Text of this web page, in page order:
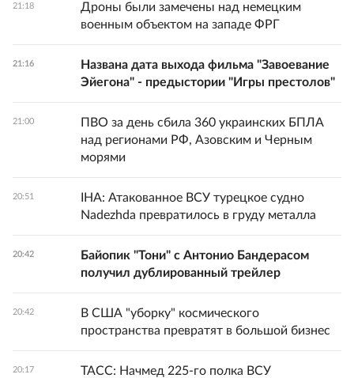
21:18
Дроны были замечены над немецким
военным объектом на западе ФРГ
21:16
Названа дата выхода фильма "Завоевание
Эйегона" - предыстории "Игры престолов"
21:00
ПВО за день сбила 360 украинских БПЛА
над регионами РФ, Азовским и Черным
морями
20:51
IHA: Атакованное ВСУ турецкое судно
Nadezhda превратилось в груду металла
20:42
Байопик "Тони" с Антонио Бандерасом
получил дублированный трейлер
20:42
В США "уборку" космического
пространства превратят в большой бизнес
20:17
ТАСС: Начмед 225-го полка ВСУ